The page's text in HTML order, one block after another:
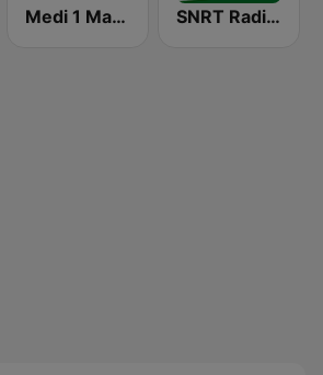
Medi 1 Maghreb (ميدى1 مغرب) SNRT Radio Idaat Mohammed Assadiss (السادسة)